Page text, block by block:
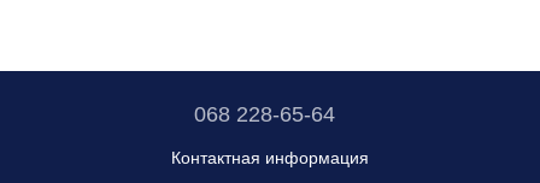
068 228-65-64
Контактная информация